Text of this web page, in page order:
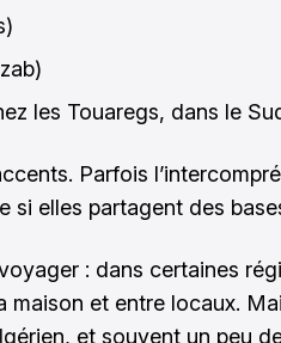
les Touaregs, dans le
Parfois
si elles partagent des
: dans certaines
maison et entre locaux.
et souvent un peu